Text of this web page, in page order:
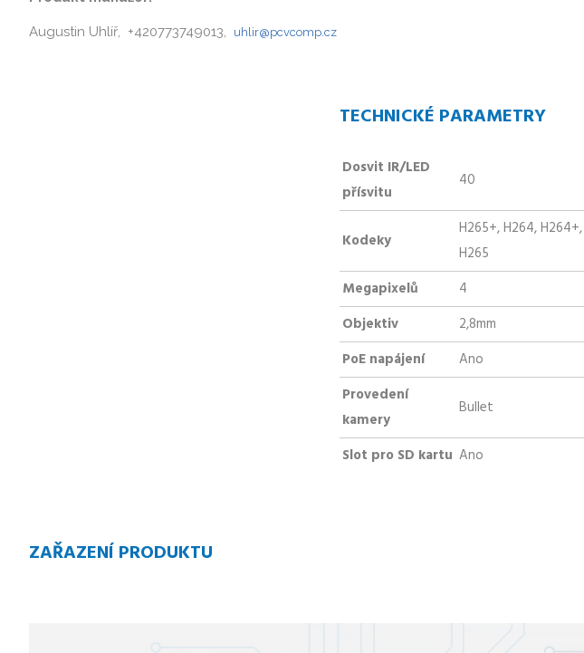
Augustin Uhlíř, +420773749013, uhlir@pcvcomp.cz
TECHNICKÉ PARAMETRY
Dosvit IR/LED
přísvitu
40
Kodeky
H265+, H264, H264+,
H265
Megapixelů
4
Objektiv
2,8mm
PoE napájení
Ano
Provedení
kamery
Bullet
Slot pro SD kartu Ano
ZAŘAZENÍ PRODUKTU